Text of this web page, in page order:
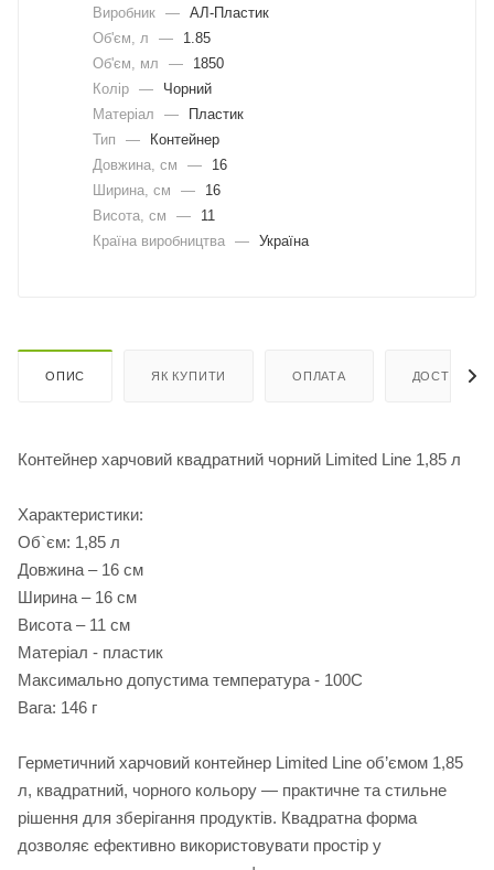
Виробник — АЛ-Пластик
Об'єм, л
—
1.85
Об'єм, мл
—
1850
Колір —
Чорний
Матеріал
—
Пластик
Тип
—
Контейнер
Довжина, cм
—
16
Ширина, cм
—
16
Висота, см
—
11
Країна виробництва — Україна
ОПИС ЯК КУПИТИ ОПЛАТА ДОСТАВКА
Контейнер харчовий квадратний чорний Limited Linе 1,85 л
Характеристики:
Об`єм: 1,85 л
Довжина – 16 см
Ширина – 16 см
Висота – 11 см
Матеріал - пластик
Максимально допустима температура - 100С
Вага: 146 г
Герметичний харчовий контейнер Limited Line об’ємом 1,85
л, квадратний, чорного кольору — практичне та стильне
рішення для зберігання продуктів. Квадратна форма
дозволяє ефективно використовувати простір у